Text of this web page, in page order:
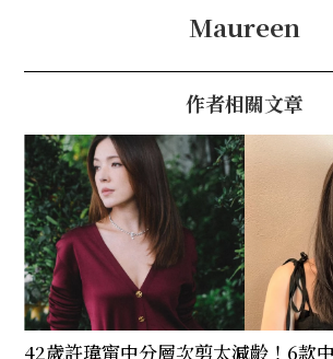
Maureen
作者相關文章
42歲許瑋甯中分層次剪太減齡！6款